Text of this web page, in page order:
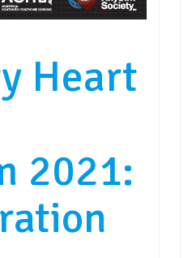
Heart
2021: